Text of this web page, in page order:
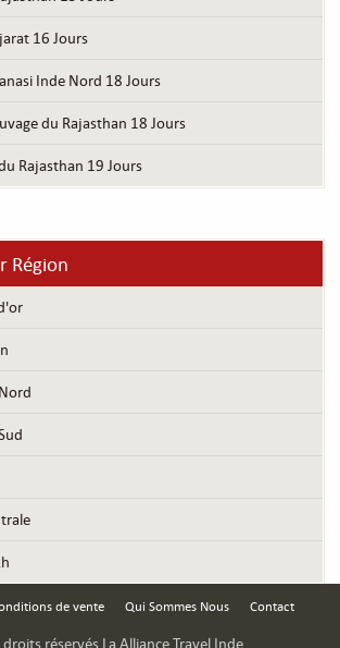
16 Jours
Inde Nord 18 Jours
du Rajasthan 18 Jours
Rajasthan 19 Jours
Région
de vente Qui Sommes Nous Contact
réservés La Alliance Travel Inde.